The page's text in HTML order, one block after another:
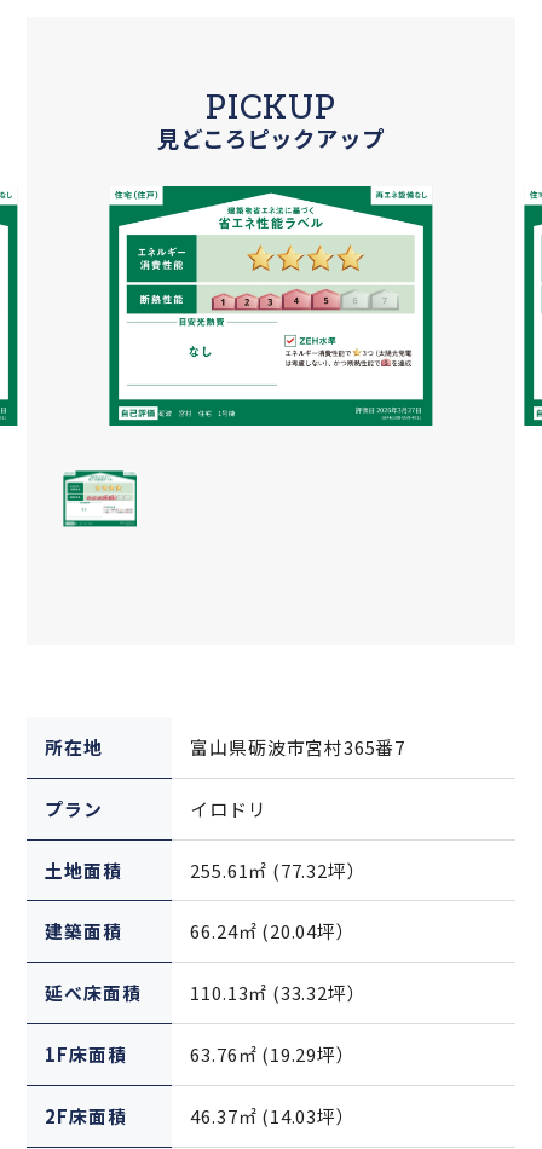
PICKUP
見どころピックアップ
所在地 富山県砺波市宮村365番7
プラン イロドリ
土地面積 255.61㎡ (77.32坪）
建築面積 66.24㎡ (20.04坪）
延べ床面積 110.13㎡ (33.32坪）
1F床面積 63.76㎡ (19.29坪）
2F床面積 46.37㎡ (14.03坪）